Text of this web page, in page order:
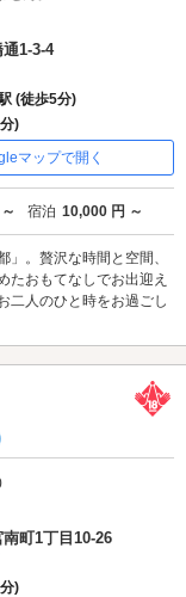
1-3-4
(徒歩5分)
)
マップで開く
宿泊 10,000 円 ～
。贅沢な時間と空間、
たおもてなしでお出迎え
二人のひと時をお過ごし
のうち4.5
町1丁目10-26
)